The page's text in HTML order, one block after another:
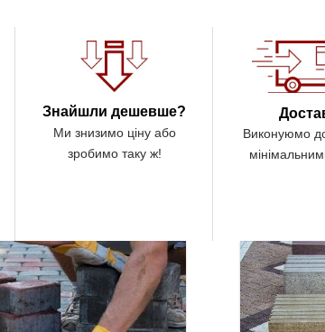
Знайшли дешевше?
Ми знизимо ціну або
зробимо таку ж!
Виконуюмо